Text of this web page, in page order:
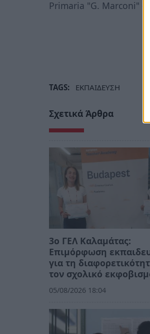
Primaria "G. Marconi" -
TAGS: ΕΚΠΑΙΔΕΥΣΗ
Σχετικά Άρθρα
3ο ΓΕΛ Καλαμάτας:
Επιμόρφωση
για τη
τον σχολικό
05/08/2026 18:04